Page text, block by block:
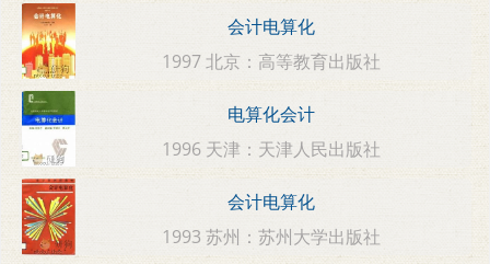
会计电算化
1997 北京：高等教育出版社
电算化会计
1996 天津：天津人民出版社
会计电算化
1993 苏州：苏州大学出版社